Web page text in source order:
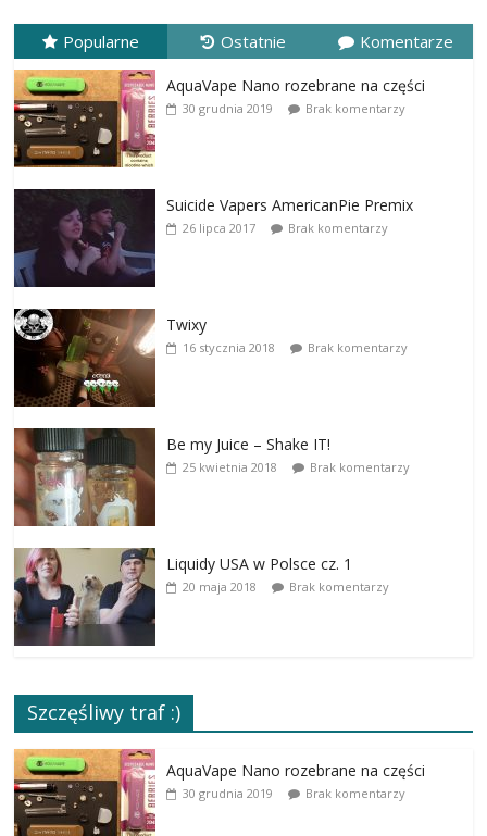
Popularne Ostatnie Komentarze
AquaVape Nano rozebrane na części
30 grudnia 2019 Brak komentarzy
Suicide Vapers AmericanPie Premix
26 lipca 2017 Brak komentarzy
Twixy
16 stycznia 2018 Brak komentarzy
Be my Juice – Shake IT!
25 kwietnia 2018 Brak komentarzy
Liquidy USA w Polsce cz. 1
20 maja 2018 Brak komentarzy
Szczęśliwy traf :)
AquaVape Nano rozebrane na części
30 grudnia 2019 Brak komentarzy